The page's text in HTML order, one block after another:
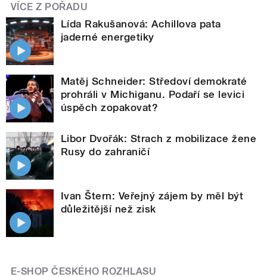
VÍCE Z POŘADU
Lída Rakušanová: Achillova pata
jaderné energetiky
Matěj Schneider: Středoví demokraté
prohráli v Michiganu. Podaří se levici
úspěch zopakovat?
Libor Dvořák: Strach z mobilizace žene
Rusy do zahraničí
Ivan Štern: Veřejný zájem by měl být
důležitější než zisk
E-SHOP ČESKÉHO ROZHLASU